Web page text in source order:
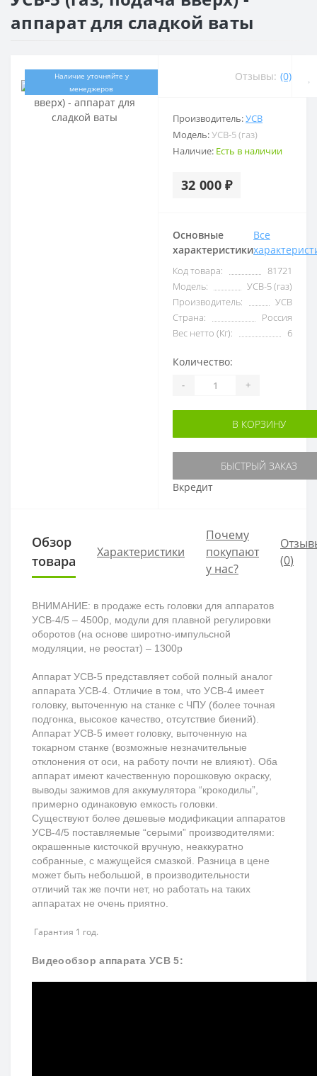
аппарат для сладкой ваты
Наличие уточняйте у
менеджеров
Отзывы: (0)
Производитель:УСВ
Модель:УСВ-5 (газ)
Наличие: Есть в наличии
32 000 ₽
Основные
характеристики
Все
Код товара:
81721
Модель:
УСВ-5 (газ)
Производитель:
УСВ
Страна:
Россия
Вес нетто (Кг):
6
Количество:
- +
В КОРЗИНУ
БЫСТРЫЙ ЗАКАЗ
Вкредит
Обзор
товара
Характеристики
Почему
покупают
у нас?
(0)
ВНИМАНИЕ: в продаже есть головки для аппаратов
УСВ-4/5 – 4500р, модули для плавной регулировки
оборотов (на основе широтно-импульсной
модуляции, не реостат) – 1300р
Аппарат УСВ-5 представляет собой полный аналог
аппарата УСВ-4. Отличие в том, что УСВ-4 имеет
головку, выточенную на станке с ЧПУ (более точная
подгонка, высокое качество, отсутствие биений).
Аппарат УСВ-5 имеет головку, выточенную на
токарном станке (возможные незначительные
отклонения от оси, на работу почти не влияют). Оба
аппарат имеют качественную порошковую окраску,
выводы зажимов для аккумулятора “крокодилы”,
примерно одинаковую емкость головки.
Существуют более дешевые модификации аппаратов
УСВ-4/5 поставляемые “серыми” производителями:
окрашенные кисточкой вручную, неаккуратно
собранные, с мажущейся смазкой. Разница в цене
может быть небольшой, в производительности
отличий так же почти нет, но работать на таких
аппаратах не очень приятно.
Гарантия 1 год.
Видеообзор аппарата УСВ 5: